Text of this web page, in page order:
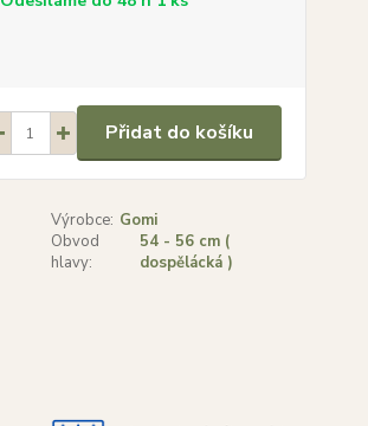
Přidat do košíku
Výrobce: Gomi
Obvod
hlavy:
54 - 56 cm (
dospělácká )